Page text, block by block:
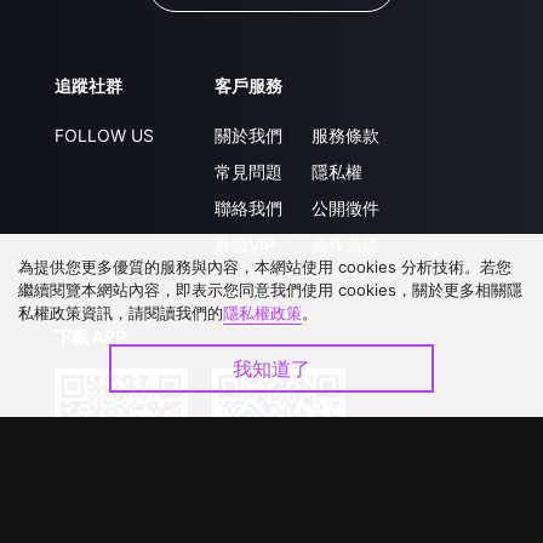
追蹤社群
FOLLOW US
客戶服務
關於我們
常見問題
聯絡我們
服務條款
隱私權
公開徵件
為提供您更多優質的服務與內容，本網站使用 cookies 分析技術。若您
繼續閱覽本網站內容，即表示您同意我們使用 cookies，關於更多相關隱
私權政策資訊，請閱讀我們的隱私權政策。
我知道了